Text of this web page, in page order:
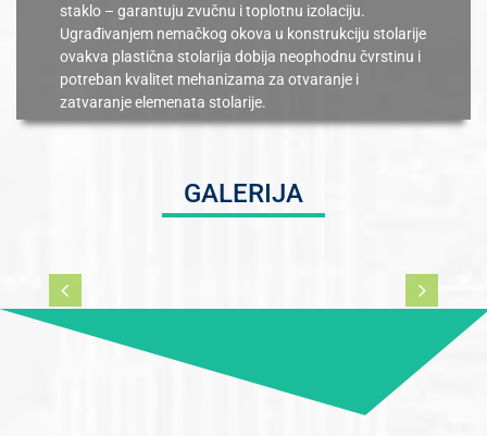
staklo – garantuju zvučnu i toplotnu izolaciju.
Ugrađivanjem nemačkog okova u konstrukciju stolarije
ovakva plastična stolarija dobija neophodnu čvrstinu i
potreban kvalitet mehanizama za otvaranje i
zatvaranje elemenata stolarije.
GALERIJA